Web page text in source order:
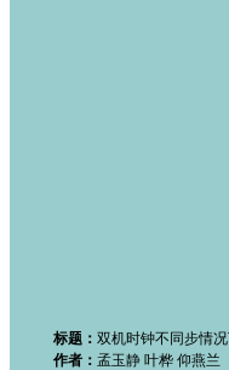
标题： 双机时钟不同步情
作者： 孟玉静 叶桦 仰燕兰